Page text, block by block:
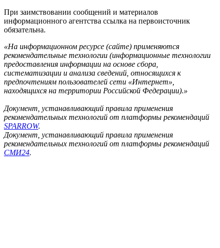
При заимствовании сообщений и материалов
информационного агентства ссылка на первоисточник
обязательна.
«На информационном ресурсе (сайте) применяются
рекомендательные технологии (информационные технологии
предоставления информации на основе сбора,
систематизации и анализа сведений, относящихся к
предпочтениям пользователей сети «Интернет»,
находящихся на территории Российской Федерации).»
Документ, устанавливающий правила применения
рекомендательных технологий от платформы рекомендаций
SPARROW.
Документ, устанавливающий правила применения
рекомендательных технологий от платформы рекомендаций
СМИ24.